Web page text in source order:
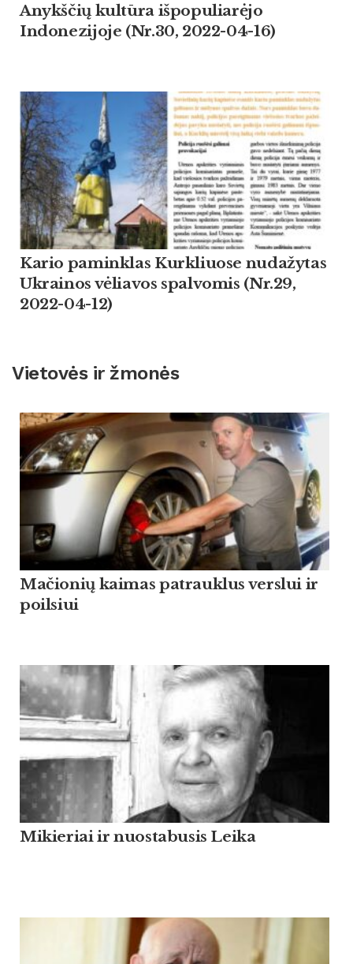
Anykščių kultūra išpopuliarėjo
Indonezijoje (Nr.30, 2022-04-16)
Kario paminklas Kurkliuose nudažytas
Ukrainos vėliavos spalvomis (Nr.29,
2022-04-12)
Vietovės ir žmonės
Mačionių kaimas patrauklus verslui ir
poilsiui
Mikieriai ir nuostabusis Leika